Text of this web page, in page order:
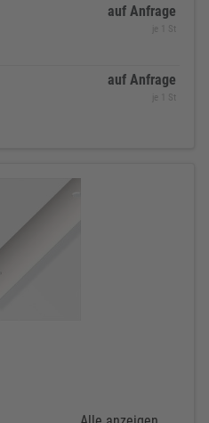
auf Anfrage
je 1 St
auf Anfrage
je 1 St